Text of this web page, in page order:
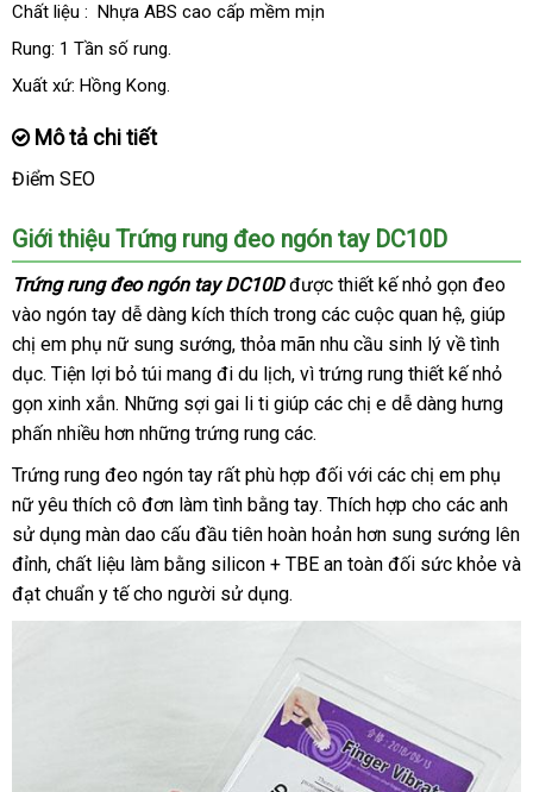
Chất liệu : Nhựa ABS cao cấp mềm mịn
Rung: 1 Tần số rung.
Xuất xứ: Hồng Kong.
Mô tả chi tiết
Điểm SEO
Giới thiệu Trứng rung đeo ngón tay DC10D
Trứng rung đeo ngón tay DC10D tư
vấn
được thiết kế nhỏ gọn đeo
vào ngón tay dễ dàng kích thích trong ở
đâu
các cuộc quan hệnhận
xét
, giúp
chị em phụ nữ sung sướngnội
địa
, thỏa mãn nhu cầu sinh lý về tình
dụcTrung
Quốc
. Tiện lợi bỏ túi mang đi du lịchđã
qua
sử
dụng
, vì trứng rung thiết kế nhỏ
gọn xinh xắnmiễn
phí
. thanh
lý
Những sợi gai li ti giúp Úc
các chị e dễ dàng hưng
phấn nhiều hơn mới
nhất
những trứng rung các.
Trứng rung đeo ngón tay giá
sỉ
rất phù hợp đối quà
tặng
với sửa
chữa
các chị em phụ
nữ yêu thích cô đơn làm tình bằng taygiá
bán
. Thích hợp cho đặt
mua
các anh
sử dụng màn dao cấu đầu tiên hoàn hoản hơn sung sướng lên
đỉnhtự
động
, chất liệu làm bằng silicon + TBE an toàn đối sức khỏe tốt
và
đạt chuẩn y tế cho người sử dụng.